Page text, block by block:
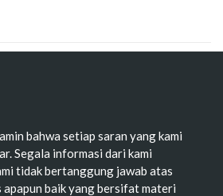
bahwa setiap saran yang kami
Segala informasi dari kami
tidak bertanggung jawab atas
baik yang bersifat materi